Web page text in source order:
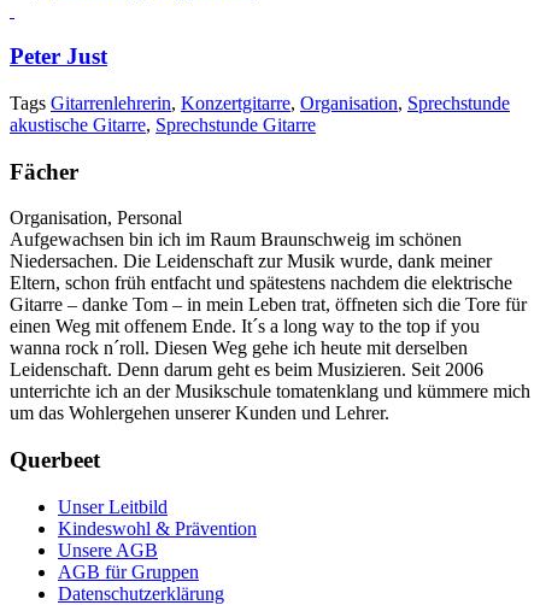
Peter Just
Tags Gitarrenlehrerin, Konzertgitarre, Organisation, Sprechstunde
akustische Gitarre, Sprechstunde Gitarre
Fächer
Organisation, Personal
Aufgewachsen bin ich im Raum Braunschweig im schönen
Niedersachen. Die Leidenschaft zur Musik wurde, dank meiner
Eltern, schon früh entfacht und spätestens nachdem die elektrische
Gitarre – danke Tom – in mein Leben trat, öffneten sich die Tore für
einen Weg mit offenem Ende. It´s a long way to the top if you
wanna rock n´roll. Diesen Weg gehe ich heute mit derselben
Leidenschaft. Denn darum geht es beim Musizieren. Seit 2006
unterrichte ich an der Musikschule tomatenklang und kümmere mich
um das Wohlergehen unserer Kunden und Lehrer.
Querbeet
Unser Leitbild
Kindeswohl & Prävention
Unsere AGB
AGB für Gruppen
Datenschutzerklärung